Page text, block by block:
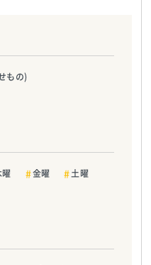
もの)
曜 金曜
土曜